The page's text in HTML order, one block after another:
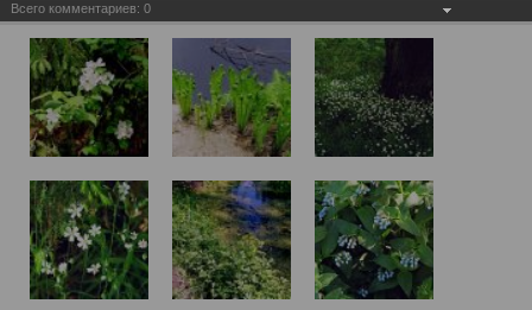
Всего комментариев: 0